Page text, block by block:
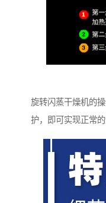
旋转闪蒸干燥机的
护，即可实现正常的